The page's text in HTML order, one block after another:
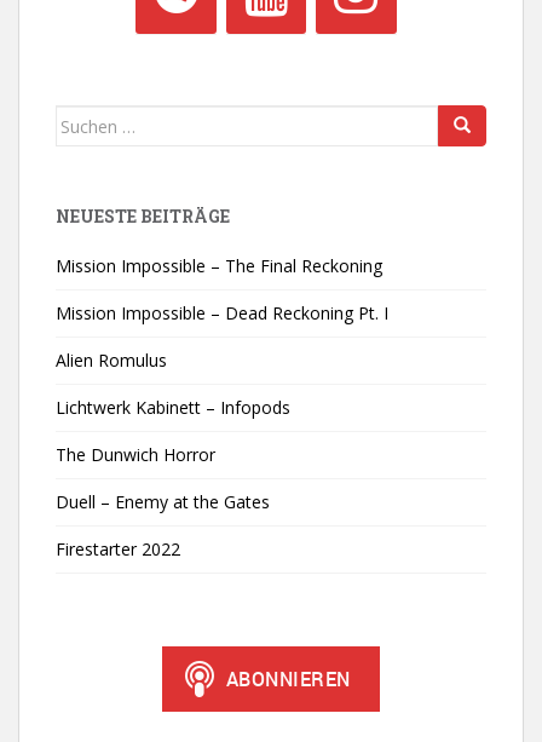
Suchen
NEUESTE BEITRÄGE
Mission Impossible – The Final Reckoning
Mission Impossible – Dead Reckoning Pt. I
Alien Romulus
Lichtwerk Kabinett – Infopods
The Dunwich Horror
Duell – Enemy at the Gates
Firestarter 2022